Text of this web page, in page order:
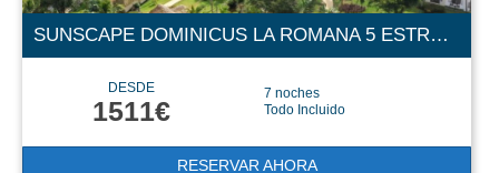
SUNSCAPE DOMINICUS LA ROMANA 5 ESTRELLAS
DESDE
1511€
7 noches
Todo Incluido
RESERVAR AHORA